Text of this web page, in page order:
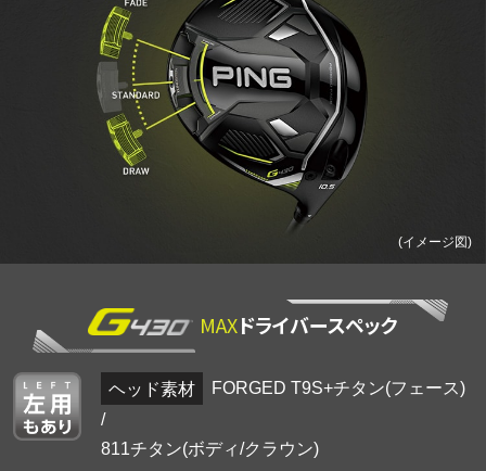
(イメージ図)
MAXドライバースペック
ヘッド素材
FORGED T9S+チタン(フェース)
/
811チタン(ボディ/クラウン)